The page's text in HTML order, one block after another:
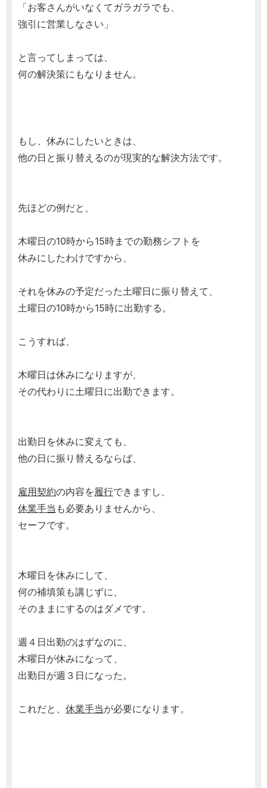
「お客さんがいなくてガラガラでも、
強引に営業しなさい」
と言ってしまっては、
何の解決策にもなりません。
もし、休みにしたいときは、
他の日と振り替えるのが現実的な解決方法です。
先ほどの例だと、
木曜日の10時から15時までの勤務シフトを
休みにしたわけですから、
それを休みの予定だった土曜日に振り替えて、
土曜日の10時から15時に出勤する。
こうすれば、
木曜日は休みになりますが、
その代わりに土曜日に出勤できます。
出勤日を休みに変えても、
他の日に振り替えるならば、
雇用契約の内容を履行できますし、
休業手当 も必要ありませんから、
セーフです。
木曜日を休みにして、
何の補填策も講じずに、
そのままにするのはダメです。
週４日出勤のはずなのに、
木曜日が休みになって、
出勤日が週３日になった。
これだと、 休業手当が必要になります。